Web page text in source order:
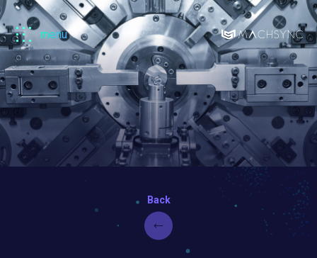
Machsync
馬
森
menu